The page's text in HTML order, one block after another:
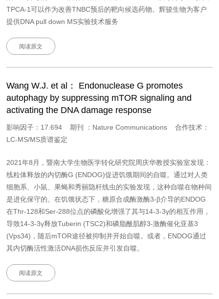
TPCA-1可以作为改善TNBC预后的靶向候选药物。辉骏生物为客户
提供DNA pull down MS实验技术服务
阅读原文
Wang W.J. et al： Endonuclease G promotes
autophagy by suppressing mTOR signaling and
activating the DNA damage response
影响因子：17.694 期刊 ：Nature Communications 合作技术：
LC-MS/MS质谱鉴定
2021年8月，暨南大学生物医学转化研究院周庆华教授实验室发现：
线粒体释放的内切酶G (ENDOG)促进饥饿期间的自噬。通过对人类
细胞系、小鼠、果蝇和秀丽隐杆线虫的实验发现，这种自噬在物种间
是进化保守的。在饥饿状态下，糖原合成酶激酶3-β介导的ENDOG
在Thr-128和Ser-288位点的磷酸化增强了其与14-3-3γ的相互作用，
导致14-3-3γ释放Tuberin (TSC2)和磷脂酰肌醇3-激酶催化亚基3
(Vps34)，随后mTOR途径被抑制并开始自噬。或者，ENDOG通过
其内切酶活性激活DNA损伤反应并引发自噬。
阅读原文